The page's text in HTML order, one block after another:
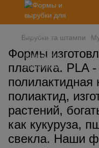
Вирубки та штампи
Формы
пластика. PLA
полилактидная
полиактид,
растений,
как кукуруза,
свекла. Наши